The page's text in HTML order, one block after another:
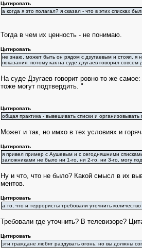
Цитировать
а когда я это полагал? я сказал - что в этих списках
Тогда в чем их ценность - не понимаю.
Цитировать
не знаю, может быть он рядом с дзугаевым и стоял. я
показания. потому как на суде дзугаев говорил совсем
На суде Дзугаев говорит ровно то же
тоже могут подтвердить. "
Цитировать
общая практика - вывешивать списки и
Может и так, но имхо в тех условиях и
Цитировать
я привел пример с Аушевым и с сегодняшними
заложниками не было ни 1-го, ни 2-го, ни 3-го, могу
Ну и что, что не было? Какой смысл в их
ментов.
Цитировать
а то, что и террористы требовали уточнить
Требовали где уточнить? В телевизоре?
Цитировать
эти граждане любят раздувать огонь. но вы должны